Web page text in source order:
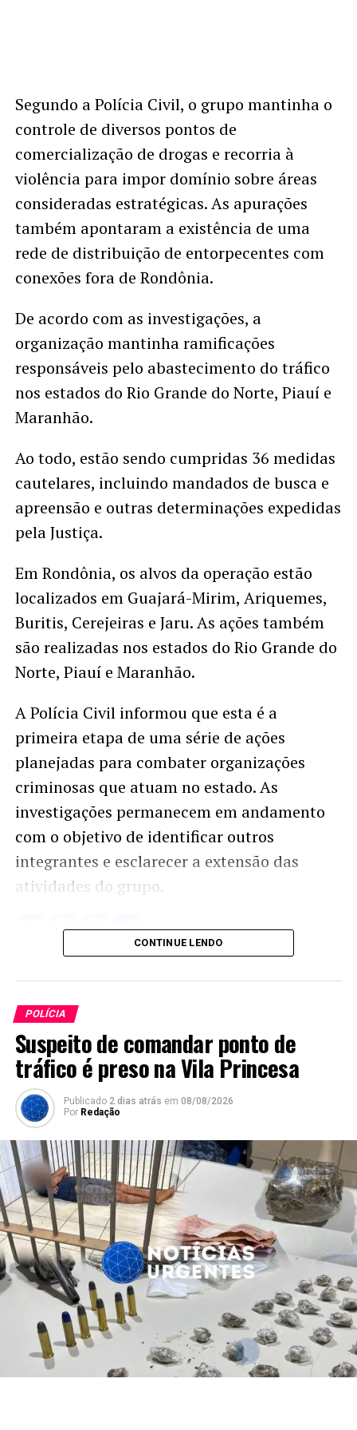
Segundo a Polícia Civil, o grupo mantinha o
controle de diversos pontos de
comercialização de drogas e recorria à
violência para impor domínio sobre áreas
consideradas estratégicas. As apurações
também apontaram a existência de uma
rede de distribuição de entorpecentes com
conexões fora de Rondônia.
De acordo com as investigações, a
organização mantinha ramificações
responsáveis pelo abastecimento do tráfico
nos estados do Rio Grande do Norte, Piauí e
Maranhão.
Ao todo, estão sendo cumpridas 36 medidas
cautelares, incluindo mandados de busca e
apreensão e outras determinações expedidas
pela Justiça.
Em Rondônia, os alvos da operação estão
localizados em Guajará-Mirim, Ariquemes,
Buritis, Cerejeiras e Jaru. As ações também
são realizadas nos estados do Rio Grande do
Norte, Piauí e Maranhão.
A Polícia Civil informou que esta é a
primeira etapa de uma série de ações
planejadas para combater organizações
criminosas que atuam no estado. As
investigações permanecem em andamento
com o objetivo de identificar outros
integrantes e esclarecer a extensão das
atividades do grupo.
Twitter
Facebook
WhatsApp
Share
CONTINUE LENDO
POLÍCIA
Suspeito de comandar ponto de
tráfico é preso na Vila Princesa
Publicado 2 dias atrás em 08/08/2026
Por Redação